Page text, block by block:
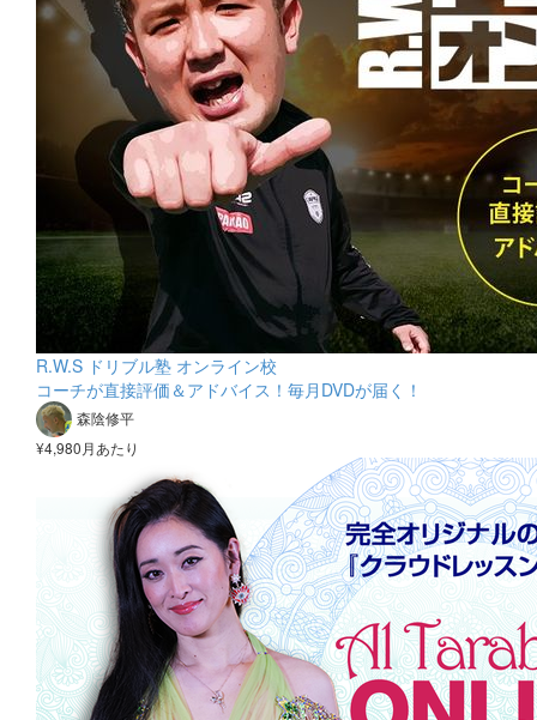
R.W.S ドリブル塾 オンライン校
コーチが直接評価＆アドバイス！毎月DVDが届く！
森陰修平
¥4,980月あたり